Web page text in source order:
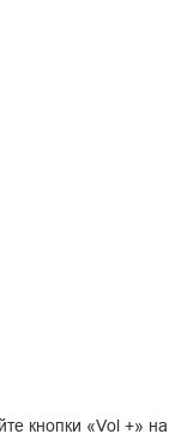
кнопки «Vol +» на